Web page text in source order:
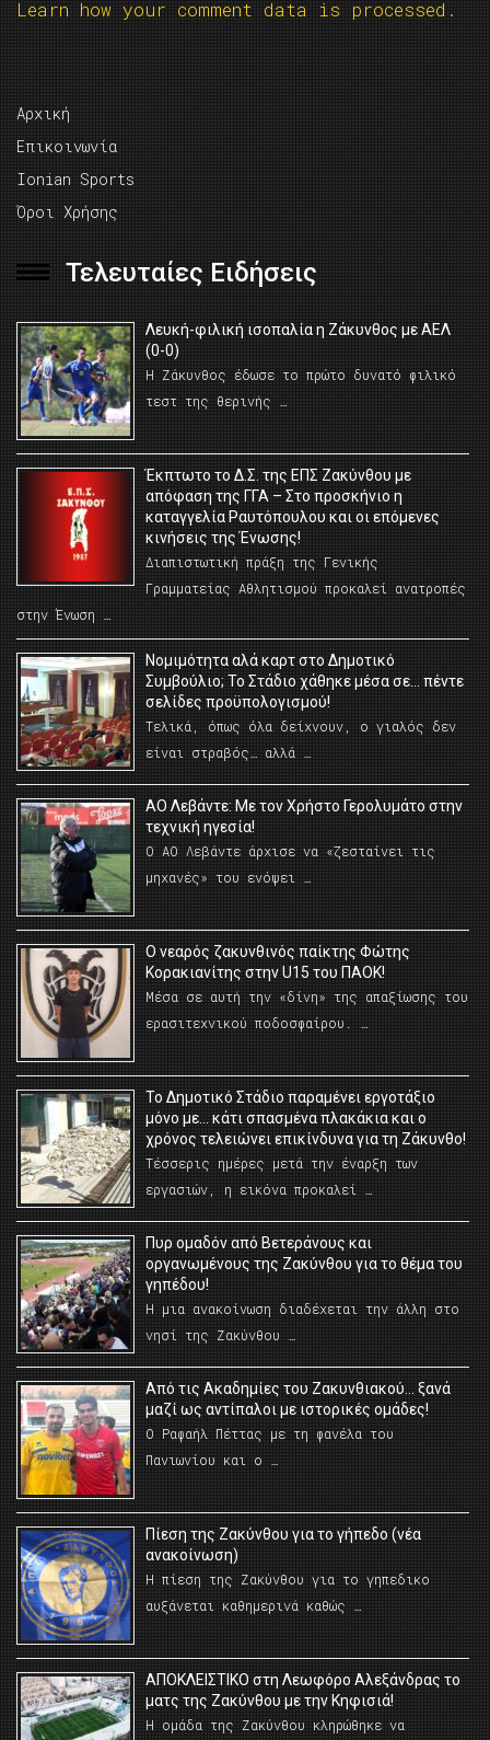
Learn how your comment data is processed.
Αρχική
Επικοινωνία
Ionian Sports
Όροι Χρήσης
Τελευταίες Ειδήσεις
Λευκή-φιλική ισοπαλία η Ζάκυνθος με ΑΕΛ
(0-0)
Η Ζάκυνθος έδωσε το πρώτο δυνατό φιλικό
τεστ της θερινής …
Έκπτωτο το Δ.Σ. της ΕΠΣ Ζακύνθου με
απόφαση της ΓΓΑ – Στο προσκήνιο η
καταγγελία Ραυτόπουλου και οι επόμενες
κινήσεις της Ένωσης!
Διαπιστωτική πράξη της Γενικής
Γραμματείας Αθλητισμού προκαλεί ανατροπές
στην Ένωση …
Νομιμότητα αλά καρτ στο Δημοτικό
Συμβούλιο; Το Στάδιο χάθηκε μέσα σε… πέντε
σελίδες προϋπολογισμού!
Τελικά, όπως όλα δείχνουν, ο γιαλός δεν
είναι στραβός… αλλά …
ΑΟ Λεβάντε: Με τον Χρήστο Γερολυμάτο στην
τεχνική ηγεσία!
Ο ΑΟ Λεβάντε άρχισε να «ζεσταίνει τις
μηχανές» του ενόψει …
O νεαρός ζακυνθινός παίκτης Φώτης
Κορακιανίτης στην U15 του ΠΑΟΚ!
Μέσα σε αυτή την «δίνη» της απαξίωσης του
ερασιτεχνικού ποδοσφαίρου. …
Το Δημοτικό Στάδιο παραμένει εργοτάξιο
μόνο με… κάτι σπασμένα πλακάκια και ο
χρόνος τελειώνει επικίνδυνα για τη Ζάκυνθο!
Τέσσερις ημέρες μετά την έναρξη των
εργασιών, η εικόνα προκαλεί …
Πυρ ομαδόν από Βετεράνους και
οργανωμένους της Ζακύνθου για το θέμα του
γηπέδου!
Η μια ανακοίνωση διαδέχεται την άλλη στο
νησί της Ζακύνθου …
Από τις Ακαδημίες του Ζακυνθιακού… ξανά
μαζί ως αντίπαλοι με ιστορικές ομάδες!
Ο Ραφαήλ Πέττας με τη φανέλα του
Πανιωνίου και ο …
Πίεση της Ζακύνθου για το γήπεδο (νέα
ανακοίνωση)
Η πίεση της Ζακύνθου για το γηπεδικο
αυξάνεται καθημερινά καθώς …
AΠΟΚΛΕΙΣΤΙΚΟ στη Λεωφόρο Αλεξάνδρας το
ματς της Ζακύνθου με την Κηφισιά!
Η ομάδα της Ζακύνθου κληρώθηκε να